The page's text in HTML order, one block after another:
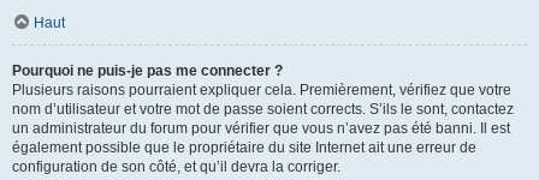
Haut
Pourquoi ne puis-je pas me connecter ?
Plusieurs raisons pourraient expliquer cela. Premièrement, vérifiez que votre
nom d’utilisateur et votre mot de passe soient corrects. S’ils le sont, contactez
un administrateur du forum pour vérifier que vous n’avez pas été banni. Il est
également possible que le propriétaire du site Internet ait une erreur de
configuration de son côté, et qu’il devra la corriger.